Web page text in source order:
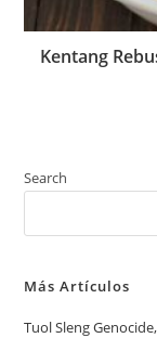
Kentang
Search
Más Artículos
Tuol Sleng